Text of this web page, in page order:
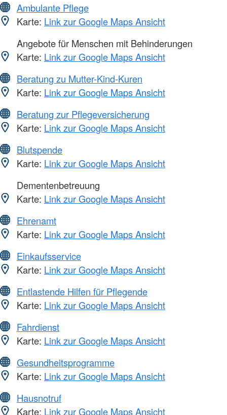
Ambulante Pflege
Karte: Link zur Google Maps Ansicht
Angebote für Menschen mit Behinderungen
Karte: Link zur Google Maps Ansicht
Beratung zu Mutter-Kind-Kuren
Karte: Link zur Google Maps Ansicht
Beratung zur Pflegeversicherung
Karte: Link zur Google Maps Ansicht
Blutspende
Karte: Link zur Google Maps Ansicht
Dementenbetreuung
Karte: Link zur Google Maps Ansicht
Ehrenamt
Karte: Link zur Google Maps Ansicht
Einkaufsservice
Karte: Link zur Google Maps Ansicht
Entlastende Hilfen für Pflegende
Karte: Link zur Google Maps Ansicht
Fahrdienst
Karte: Link zur Google Maps Ansicht
Gesundheitsprogramme
Karte: Link zur Google Maps Ansicht
Hausnotruf
Karte: Link zur Google Maps Ansicht